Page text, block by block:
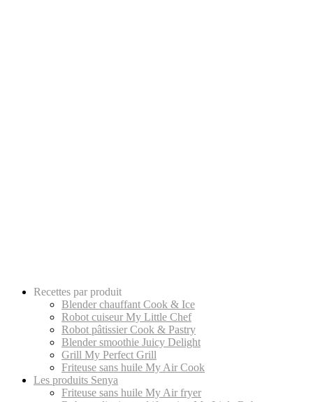
Recettes par produit
Blender chauffant Cook & Ice
Robot cuiseur My Little Chef
Robot pâtissier Cook & Pastry
Blender smoothie Juicy Delight
Grill My Perfect Grill
Friteuse sans huile My Air Cook
Les produits Senya
Friteuse sans huile My Air fryer